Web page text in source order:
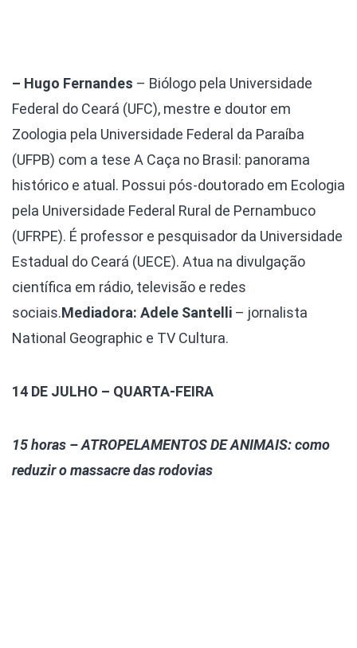
– Hugo Fernandes – Biólogo pela Universidade
Federal do Ceará (UFC), mestre e doutor em
Zoologia pela Universidade Federal da Paraíba
(UFPB) com a tese A Caça no Brasil: panorama
histórico e atual. Possui pós-doutorado em Ecologia
pela Universidade Federal Rural de Pernambuco
(UFRPE). É professor e pesquisador da Universidade
Estadual do Ceará (UECE). Atua na divulgação
científica em rádio, televisão e redes
sociais.Mediadora: Adele Santelli – jornalista
National Geographic e TV Cultura.
14 DE JULHO – QUARTA-FEIRA
15 horas – ATROPELAMENTOS DE ANIMAIS: como
reduzir o massacre das rodovias